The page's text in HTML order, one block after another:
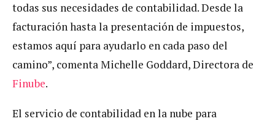
todas sus necesidades de contabilidad. Desde la
facturación hasta la presentación de impuestos,
estamos aquí para ayudarlo en cada paso del
camino”, comenta Michelle Goddard, Directora de
Finube.
El servicio de contabilidad en la nube para